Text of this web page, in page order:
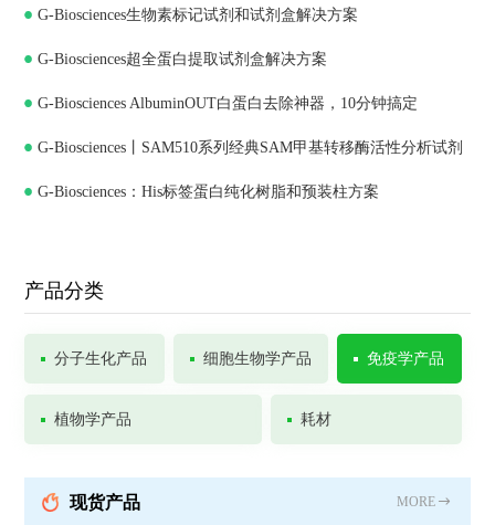
G-Biosciences生物素标记试剂和试剂盒解决方案
G-Biosciences超全蛋白提取试剂盒解决方案
G-Biosciences AlbuminOUT白蛋白去除神器，10分钟搞定
G-Biosciences丨SAM510系列经典SAM甲基转移酶活性分析试剂
盒
G-Biosciences：His标签蛋白纯化树脂和预装柱方案
产品分类
分子生化产品 细胞生物学产品 免疫学产品
植物学产品 耗材
现货产品 MORE